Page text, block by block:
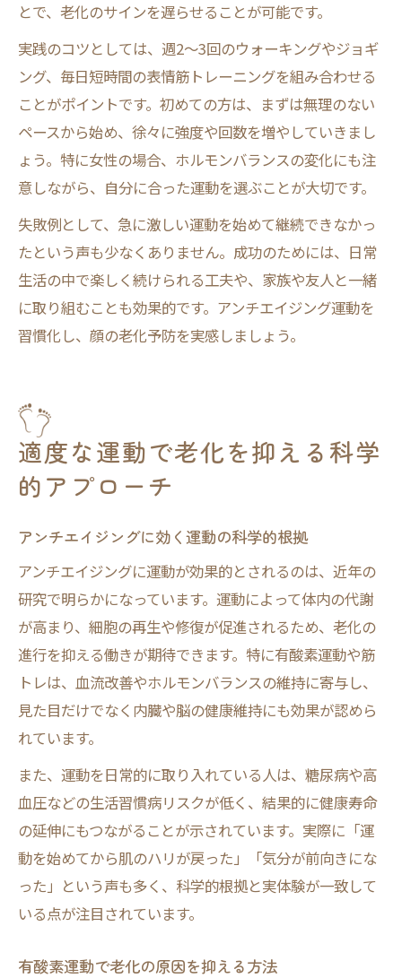
とで、老化のサインを遅らせることが可能です。
実践のコツとしては、週2〜3回のウォーキングやジョギ
ング、毎日短時間の表情筋トレーニングを組み合わせる
ことがポイントです。初めての方は、まずは無理のない
ペースから始め、徐々に強度や回数を増やしていきまし
ょう。特に女性の場合、ホルモンバランスの変化にも注
意しながら、自分に合った運動を選ぶことが大切です。
失敗例として、急に激しい運動を始めて継続できなかっ
たという声も少なくありません。成功のためには、日常
生活の中で楽しく続けられる工夫や、家族や友人と一緒
に取り組むことも効果的です。アンチエイジング運動を
習慣化し、顔の老化予防を実感しましょう。
適度な運動で老化を抑える科学
的アプローチ
アンチエイジングに効く運動の科学的根拠
アンチエイジングに運動が効果的とされるのは、近年の
研究で明らかになっています。運動によって体内の代謝
が高まり、細胞の再生や修復が促進されるため、老化の
進行を抑える働きが期待できます。特に有酸素運動や筋
トレは、血流改善やホルモンバランスの維持に寄与し、
見た目だけでなく内臓や脳の健康維持にも効果が認めら
れています。
また、運動を日常的に取り入れている人は、糖尿病や高
血圧などの生活習慣病リスクが低く、結果的に健康寿命
の延伸にもつながることが示されています。実際に「運
動を始めてから肌のハリが戻った」「気分が前向きにな
った」という声も多く、科学的根拠と実体験が一致して
いる点が注目されています。
有酸素運動で老化の原因を抑える方法